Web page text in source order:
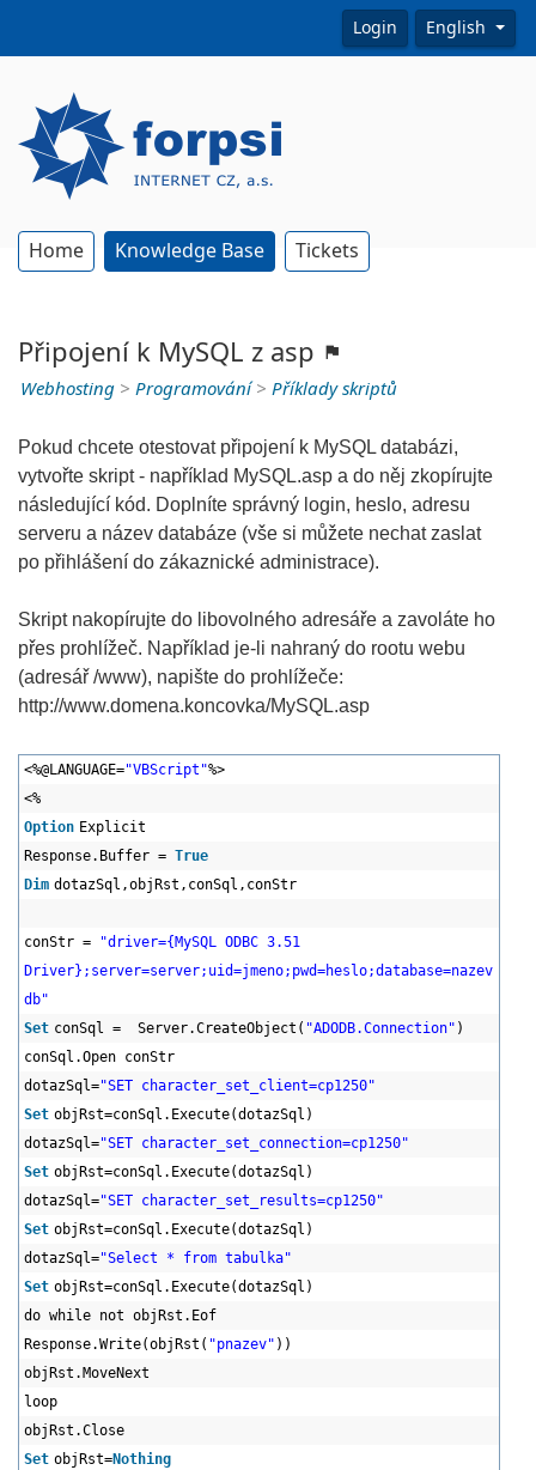
Login English
Home Knowledge Base Tickets
Připojení k MySQL z asp
Webhosting > Programování> Příklady skriptů
Pokud chcete otestovat připojení k MySQL databázi,
vytvořte skript - například MySQL.asp a do něj zkopírujte
následující kód. Doplníte správný login, heslo, adresu
serveru a název databáze (vše si můžete nechat zaslat
po přihlášení do zákaznické administrace).
Skript nakopírujte do libovolného adresáře a zavoláte ho
přes prohlížeč. Například je-li nahraný do rootu webu
(adresář /www), napište do prohlížeče:
http://www.domena.koncovka/MySQL.asp
<%@LANGUAGE="VBScript"%>
<%
Option Explicit
Response.Buffer = True
Dim dotazSql,objRst,conSql,conStr
conStr =
"driver={MySQL ODBC 3.51
Driver};server=server;uid=jmeno;pwd=heslo;database=nazev
db"
Set conSql = Server.CreateObject( "ADODB.Connection" )
conSql.Open conStr
dotazSql="SET character_set_client=cp1250"
Set objRst=conSql.Execute(dotazSql)
dotazSql="SET character_set_connection=cp1250"
Set objRst=conSql.Execute(dotazSql)
dotazSql="SET character_set_results=cp1250"
Set objRst=conSql.Execute(dotazSql)
dotazSql="Select * from tabulka"
Set objRst=conSql.Execute(dotazSql)
do while not objRst.Eof
Response.Write(objRst( "pnazev" ))
objRst.MoveNext
loop
objRst.Close
Set objRst=Nothing